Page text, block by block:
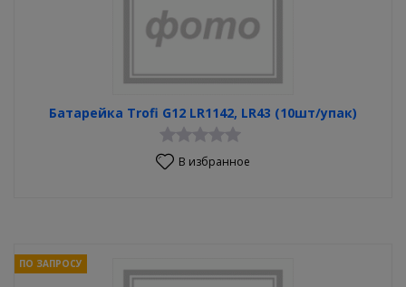
Батарейка Trofi G12 LR1142, LR43 (10шт/упак)
В избранное
ПО ЗАПРОСУ